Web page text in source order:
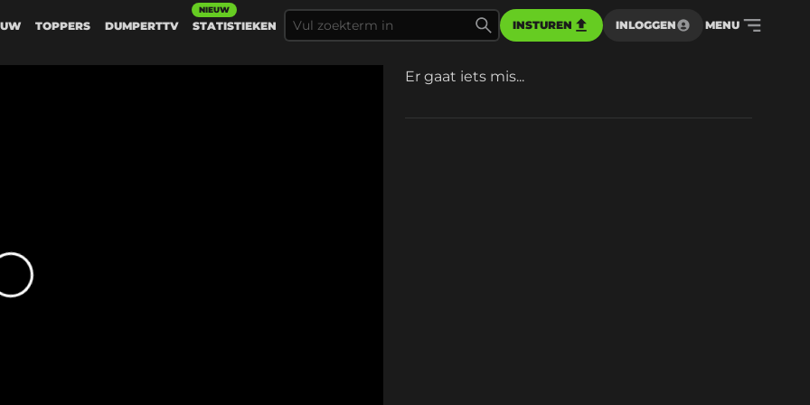
TOPPERS DUMPERTTV STATISTIEKEN
NIEUW
INSTUREN INLOGGEN MENU
Er gaat iets mis...